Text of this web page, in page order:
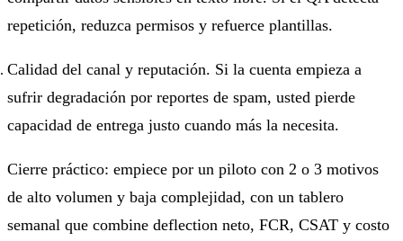
repetición, reduzca permisos y refuerce plantillas.
Calidad del canal y reputación. Si la cuenta empieza a
sufrir degradación por reportes de spam, usted pierde
capacidad de entrega justo cuando más la necesita.
Cierre práctico: empiece por un piloto con 2 o 3 motivos
de alto volumen y baja complejidad, con un tablero
semanal que combine deflection neto, FCR, CSAT y costo